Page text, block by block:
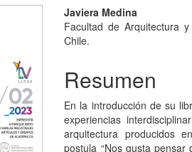
Contenido
principal
artículo
Javiera Medina
Facultad de Arquitectura
Chile.
Resumen
En la introducción de su
experiencias
arquitectura producidos
postula “Nos gusta pensar